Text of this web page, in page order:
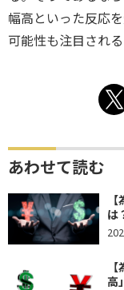
幅高といった反応
可能性も注目される
あわせて読む
は
高」